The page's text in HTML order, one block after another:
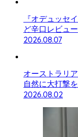
『オデュッセ
ど辛口レビュー
2026.08.07
オーストラリ
自然に大打撃
2026.08.02